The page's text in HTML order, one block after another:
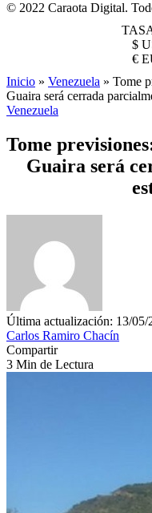
© 2022 Caraota Digital.
$
€
Inicio » Venezuela » Tome
Guaira será cerrada
Venezuela
Tome
Guaira será
Última actualización: 13/05/
Carlos Ramiro Chacín
Compartir
3 Min de Lectura